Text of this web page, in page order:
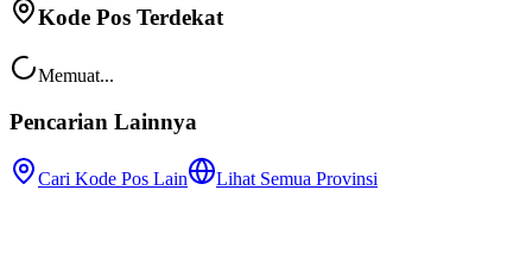
Kode Pos Terdekat
Memuat...
Pencarian Lainnya
Cari Kode Pos Lain Lihat Semua Provinsi